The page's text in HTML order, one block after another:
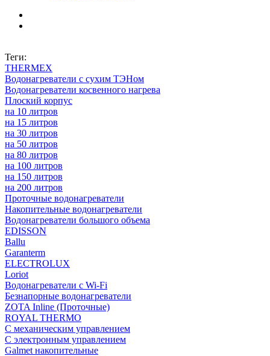
Теги:
THERMEX
Водонагреватели с сухим ТЭНом
Водонагреватели косвенного нагрева
Плоский корпус
на 10 литров
на 15 литров
на 30 литров
на 50 литров
на 80 литров
на 100 литров
на 150 литров
на 200 литров
Проточные водонагреватели
Накопительные водонагреватели
Водонагреватели большого объема
EDISSON
Ballu
Garanterm
ELECTROLUX
Loriot
Водонагреватели с Wi-Fi
Безнапорные водонагреватели
ZOTA Inline (Проточные)
ROYAL THERMO
С механическим управлением
С электронным управлением
Galmet накопительные